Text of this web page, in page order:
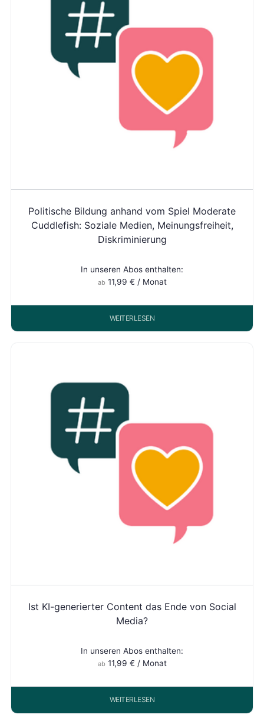
Politische Bildung anhand vom Spiel Moderate
Cuddlefish: Soziale Medien, Meinungsfreiheit,
Diskriminierung
In unseren Abos enthalten:
ab 11,99 € / Monat
WEITERLESEN
Ist KI-generierter Content das Ende von Social
Media?
In unseren Abos enthalten:
ab 11,99 € / Monat
WEITERLESEN